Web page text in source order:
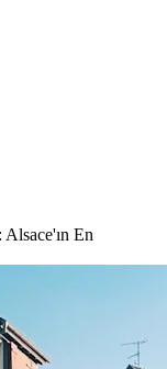
Alsace'ın En